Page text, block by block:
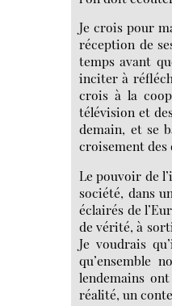
Je crois pour
réception de
temps avant
inciter à
crois à la
télévision et
demain, et se
croisement des
Le pouvoir de
société, dans
éclairés de
de vérité, à
Je voudrais
qu’ensemble
lendemains
réalité, un